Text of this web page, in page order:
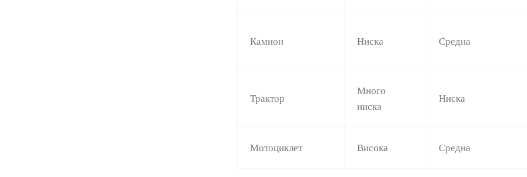
Камион Ниска Средна
Трактор
Много
ниска
Ниска
Мотоциклет Висока Средна